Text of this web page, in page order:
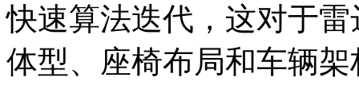
快速算法迭代，这对于
体型、座椅布局和车辆